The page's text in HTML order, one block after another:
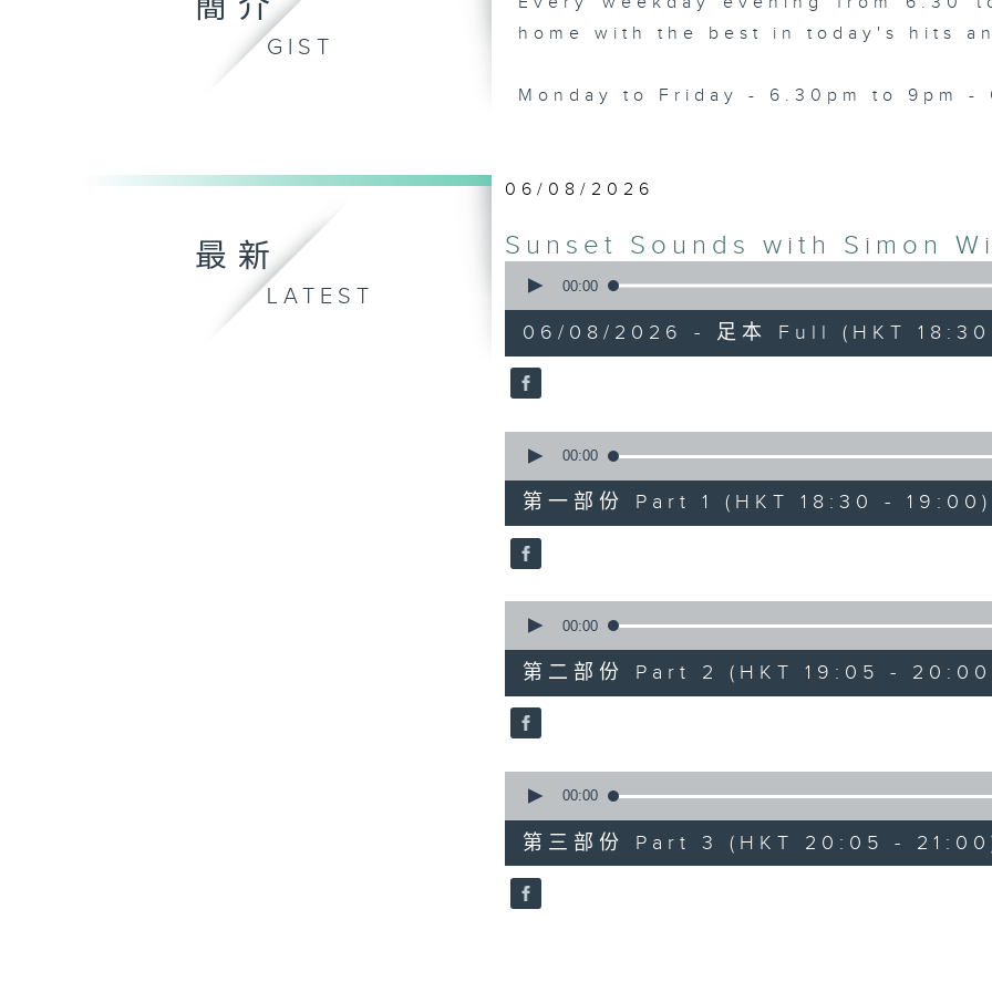
簡介
GIST
home with the best in today's hits
Monday to Friday - 6.30pm to 9pm -
最新
LATEST
06/08/2026
Sunset Sounds with Simon
seconds
hours,
19
minutes,
59
90%
00:00
06/08/2026 - 足本 Full (HKT
seconds
30
minutes,
0
seconds
90%
00:00
第一部份 Part 1 (HKT 18:30 - 19:00)
seconds
55
minutes,
9
seconds
90%
00:00
第二部份 Part 2 (HKT 19:05 -
seconds
55
minutes,
9
seconds
90%
00:00
第三部份 Part 3 (HKT 20:05 -